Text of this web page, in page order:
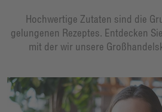
Hochwertige Zutaten sind die
gelungenen Rezeptes. Entdecken
mit der wir unsere